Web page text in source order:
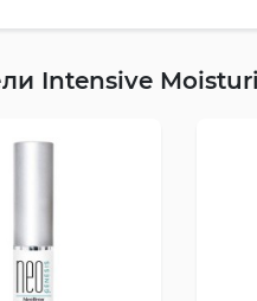
Intensive